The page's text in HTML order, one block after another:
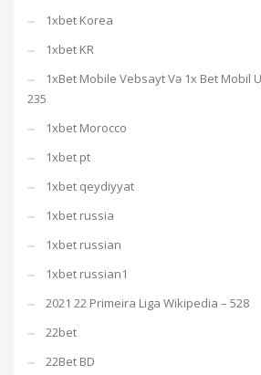
1xbet Korea
1xbet KR
1xBet Mobile Vebsayt Və 1x Bet Mobil
235
1xbet Morocco
1xbet pt
1xbet qeydiyyat
1xbet russia
1xbet russian
1xbet russian1
2021 22 Primeira Liga Wikipedia – 528
22bet
22Bet BD